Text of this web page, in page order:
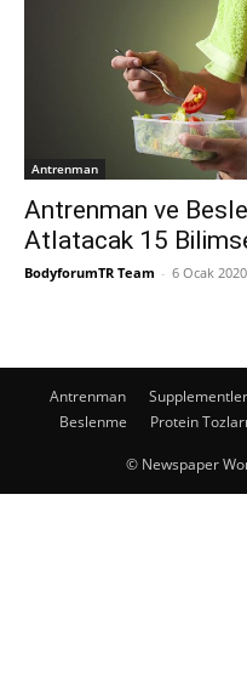
Antrenman
Antrenman ve
Atlatacak 15
BodyforumTR Team - 6 Ocak 2020
Antrenman Supplementler
Beslenme
Protein Tozları
© Newspaper